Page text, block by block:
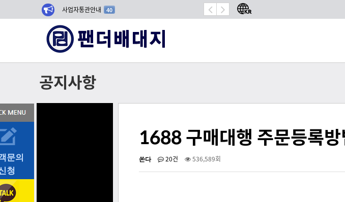
사업자통관안내 40 항공기 밀봉 시장 성장 전망
공지사항
1688 구매대행 주문등록방
쏜다 20건 536,589회
문의
청